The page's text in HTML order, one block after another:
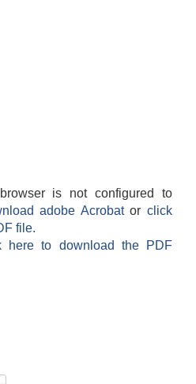
is not configured to
adobe Acrobatorclick
file.
here to download the PDF